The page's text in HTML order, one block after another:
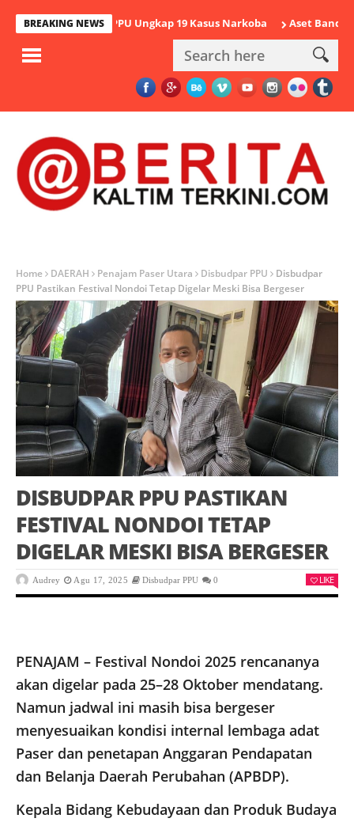
BREAKING NEWS
2026 Polres PPU Ungkap 19 Kasus Narkoba Aset Bandar Sabu-
Home DAERAH Penajam Paser Utara Disbudpar PPU
Disbudpar
PPU Pastikan Festival Nondoi Tetap Digelar Meski Bisa Bergeser
DISBUDPAR PPU PASTIKAN
FESTIVAL NONDOI TETAP
DIGELAR MESKI BISA BERGESER
Audrey Agu 17, 2025 Disbudpar PPU 0 LIKE
PENAJAM – Festival Nondoi 2025 rencananya
akan digelar pada 25–28 Oktober mendatang.
Namun jadwal ini masih bisa bergeser
menyesuaikan kondisi internal lembaga adat
Paser dan penetapan Anggaran Pendapatan
dan Belanja Daerah Perubahan (APBDP).
Kepala Bidang Kebudayaan dan Produk Budaya